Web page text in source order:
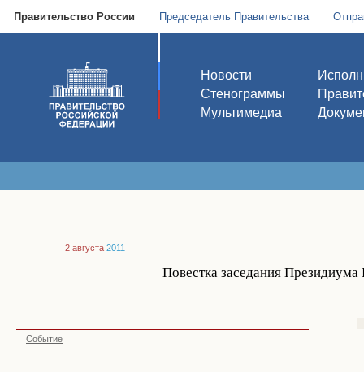
Правительство России Председатель Правительства
Новости
Стенограммы
Мультимедиа
2 августа 2011
Повестка заседания Президиума
Событие